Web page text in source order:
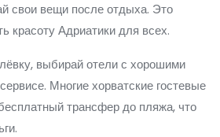
свои вещи после отдыха. Это
красоту Адриатики для всех.
выбирай отели с хорошими
Многие хорватские гостевые
трансфер до пляжа, что